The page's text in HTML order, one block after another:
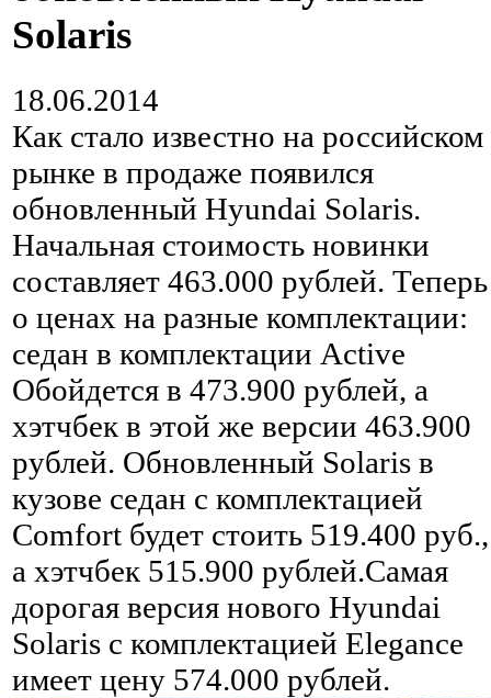
Solaris
18.06.2014
Как стало известно на российском
рынке в продаже появился
обновленный Hyundai Solaris.
Начальная стоимость новинки
составляет 463.000 рублей. Теперь
о ценах на разные комплектации:
седан в комплектации Active
Обойдется в 473.900 рублей, а
хэтчбек в этой же версии 463.900
рублей. Обновленный Solaris в
кузове седан с комплектацией
Comfort будет стоить 519.400 руб.,
а хэтчбек 515.900 рублей.Самая
дорогая версия нового Hyundai
Solaris с комплектацией Elegance
имеет цену 574.000 рублей.